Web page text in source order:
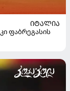
ᲘᲢᲐᲚᲘᲐ
ფაბრეგასის